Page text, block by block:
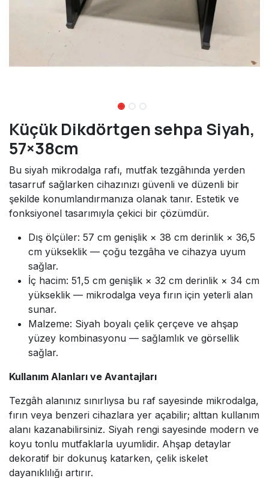
Küçük Dikdörtgen sehpa Siyah,
57×38cm
Bu siyah mikrodalga rafı, mutfak tezgâhında yerden
tasarruf sağlarken cihazınızı güvenli ve düzenli bir
şekilde konumlandırmanıza olanak tanır. Estetik ve
fonksiyonel tasarımıyla çekici bir çözümdür.
Dış ölçüler: 57 cm genişlik × 38 cm derinlik × 36,5
cm yükseklik — çoğu tezgâha ve cihazya uyum
sağlar.
İç hacim: 51,5 cm genişlik × 32 cm derinlik × 34 cm
yükseklik — mikrodalga veya fırın için yeterli alan
sunar.
Malzeme: Siyah boyalı çelik çerçeve ve ahşap
yüzey kombinasyonu — sağlamlık ve görsellik
sağlar.
Kullanım Alanları ve Avantajları
Tezgâh alanınız sınırlıysa bu raf sayesinde mikrodalga,
fırın veya benzeri cihazlara yer açabilir; alttan kullanım
alanı kazanabilirsiniz. Siyah rengi sayesinde modern ve
koyu tonlu mutfaklarla uyumlidir. Ahşap detaylar
dekoratif bir dokunuş katarken, çelik iskelet
dayanıklılığı artırır.